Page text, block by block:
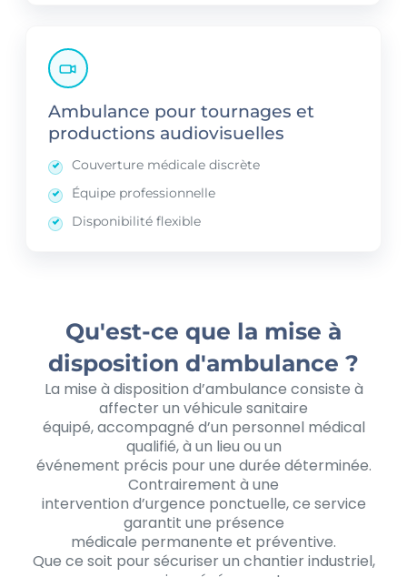
Ambulance pour tournages et
productions audiovisuelles
Couverture médicale discrète
Équipe professionnelle
Disponibilité flexible
Qu'est-ce que la mise à
disposition d'ambulance ?
La mise à disposition d’ambulance consiste à
affecter un véhicule sanitaire
équipé, accompagné d’un personnel médical
qualifié, à un lieu ou un
événement précis pour une durée déterminée.
Contrairement à une
intervention d’urgence ponctuelle, ce service
garantit une présence
médicale permanente et préventive.
Que ce soit pour sécuriser un chantier industriel,